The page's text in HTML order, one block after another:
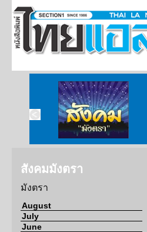
สังคมมังตรา
สังคมมังตรา
มังตรา
August
July
June